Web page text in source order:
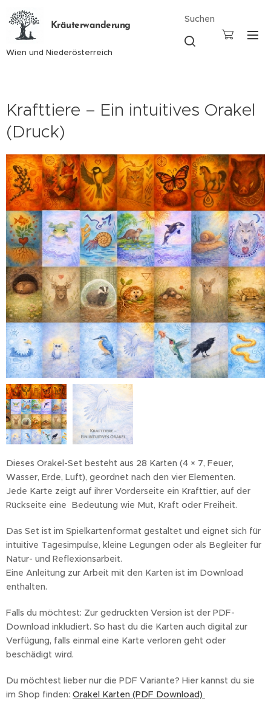
Kräuterwanderung
Wien und Niederösterreich
Suchen
Krafttiere – Ein intuitives Orakel
(Druck)
Dieses Orakel-Set besteht aus 28 Karten (4 × 7, Feuer,
Wasser, Erde, Luft), geordnet nach den vier Elementen.
Jede Karte zeigt auf ihrer Vorderseite ein Krafttier, auf der
Rückseite eine Bedeutung wie Mut, Kraft oder Freiheit.
Das Set ist im Spielkartenformat gestaltet und eignet sich für
intuitive Tagesimpulse, kleine Legungen oder als Begleiter für
Natur- und Reflexionsarbeit.
Eine Anleitung zur Arbeit mit den Karten ist im Download
enthalten.
Falls du möchtest: Zur gedruckten Version ist der PDF-
Download inkludiert. So hast du die Karten auch digital zur
Verfügung, falls einmal eine Karte verloren geht oder
beschädigt wird.
Du möchtest lieber nur die PDF Variante? Hier kannst du sie
im Shop finden: Orakel Karten (PDF Download)